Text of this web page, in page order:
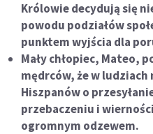
Królowie decydują się
powodu podziałów
punktem wyjścia dla
Mały chłopiec, Mateo,
mędrców, że w
Hiszpanów o
przebaczeniu i
ogromnym odzewem.